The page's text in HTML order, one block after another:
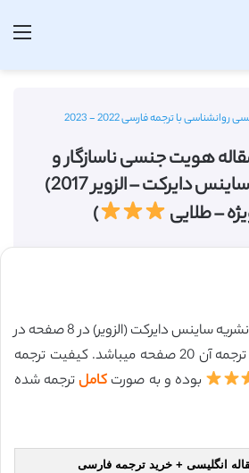
روانشناسی با ترجمه فارسی 2022 - 2023
هویت جنسی ناسازگار و
محل کار مدرن (ساینس دایرکت – الزویر 2017)
– طلایی
)
این مقاله انگلیسی ISI در نشریه ساینس دایرکت (الزویر) در 8 صفحه در
سال 2017 منتشر شده و ترجمه آن 20 صفحه میباشد. کیفیت ترجمه
بوده و به صورت کاملترجمه شده
انگلیسی + خرید ترجمه فارسی